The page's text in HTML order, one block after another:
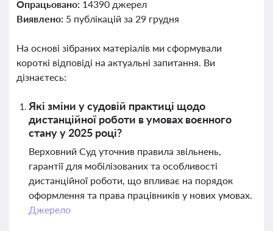
Опрацьовано: 14390 джерел
Виявлено: 5 публікацій за 29 грудня
На основі зібраних матеріалів ми сформували
короткі відповіді на актуальні запитання. Ви
дізнаєтесь:
Які зміни у судовій практиці щодо
дистанційної роботи в умовах воєнного
стану у 2025 році?
Верховний Суд уточнив правила звільнень,
гарантії для мобілізованих та особливості
дистанційної роботи, що впливає на порядок
оформлення та права працівників у нових умовах.
Джерело